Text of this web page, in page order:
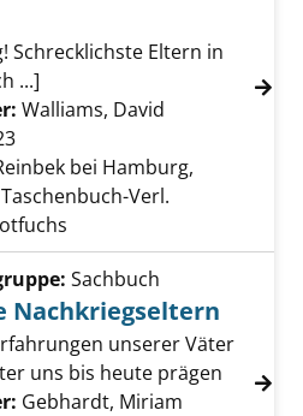
von Die schlimmsten
Schrecklichste Eltern in
...]
Walliams, David
bei Hamburg,
Verl.
von Unsere
Sachbuch
Nachkriegseltern
unserer Väter
uns bis heute prägen
Gebhardt, Miriam